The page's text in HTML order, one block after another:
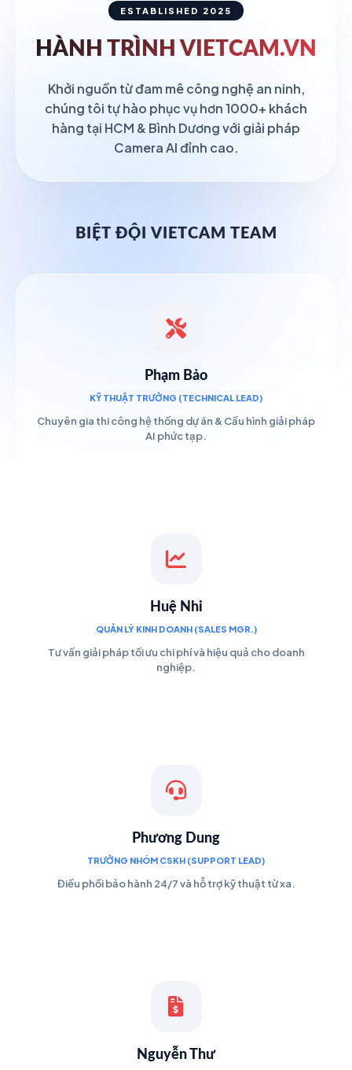
ESTABLISHED 2025
HÀNH TRÌNH VIETCAM.VN
Khởi nguồn từ đam mê công nghệ an ninh,
chúng tôi tự hào phục vụ hơn 1000+ khách
hàng tại HCM & Bình Dương với giải pháp
Camera AI đỉnh cao.
BIỆT ĐỘI VIETCAM TEAM
Phạm Bảo
KỸ THUẬT TRƯỞNG (TECHNICAL LEAD)
Chuyên gia thi công hệ thống dự án & Cấu hình giải pháp
AI phức tạp.
Huệ Nhi
QUẢN LÝ KINH DOANH (SALES MGR.)
Tư vấn giải pháp tối ưu chi phí và hiệu quả cho doanh
nghiệp.
Phương Dung
TRƯỞNG NHÓM CSKH (SUPPORT LEAD)
Điều phối bảo hành 24/7 và hỗ trợ kỹ thuật từ xa.
Nguyễn Thư